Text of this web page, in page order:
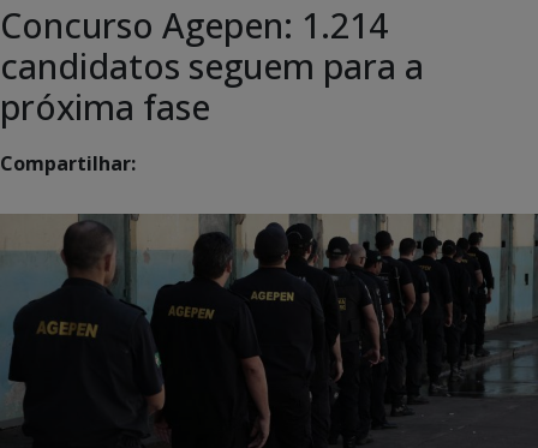
Concurso Agepen: 1.214
candidatos seguem para a
próxima fase
Compartilhar: